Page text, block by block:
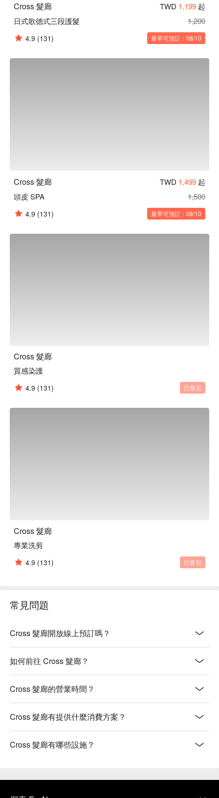
Cross 髮廊 TWD 1,199 起
日式歌德式三段護髮
1,200
4.9 (131) 最早可預訂：08/10
Cross 髮廊 TWD 1,499 起
頭皮 SPA
1,500
4.9 (131) 最早可預訂：08/10
Cross 髮廊
質感染護
4.9 (131) 已售完
Cross 髮廊
專業洗剪
4.9 (131) 已售完
常見問題
Cross 髮廊開放線上預訂嗎？
如何前往 Cross 髮廊？
Cross 髮廊的營業時間？
Cross 髮廊有提供什麼消費方案？
Cross 髮廊有哪些設施？